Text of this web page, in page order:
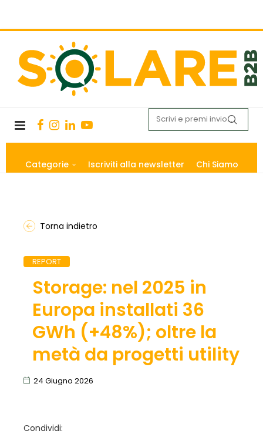
Categorie Iscriviti alla newsletter Chi Siamo
Torna indietro
REPORT
Storage: nel 2025 in
Europa installati 36
GWh (+48%); oltre la
metà da progetti utility
24 Giugno 2026
Condividi: